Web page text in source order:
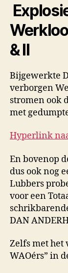
& II
Bijgewerkte
verborgen
stromen ook
met
Hyperlink
En bovenop
dus ook nog
Lubbers
voor een
DAN
Zelfs met het
WAOérs” in